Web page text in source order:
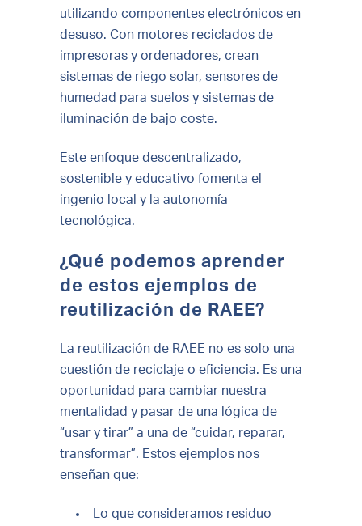
utilizando componentes electrónicos en
desuso. Con motores reciclados de
impresoras y ordenadores, crean
sistemas de riego solar, sensores de
humedad para suelos y sistemas de
iluminación de bajo coste.
Este enfoque descentralizado,
sostenible y educativo fomenta el
ingenio local y la autonomía
tecnológica.
¿Qué podemos aprender
de estos ejemplos de
reutilización de RAEE?
La reutilización de RAEE no es solo una
cuestión de reciclaje o eficiencia. Es una
oportunidad para cambiar nuestra
mentalidad y pasar de una lógica de
“usar y tirar” a una de “cuidar, reparar,
transformar”. Estos ejemplos nos
enseñan que:
Lo que consideramos residuo